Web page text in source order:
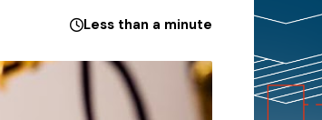
Less than a minute